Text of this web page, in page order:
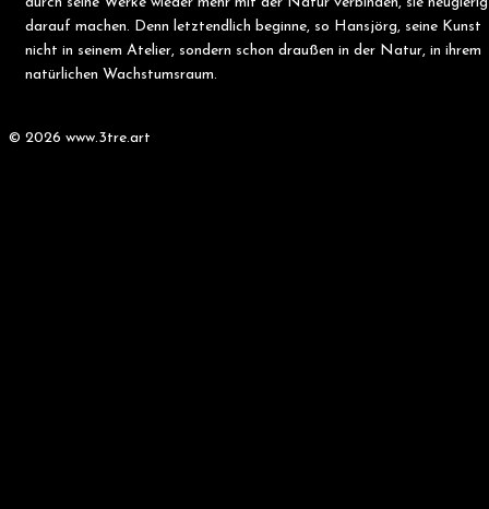
darauf machen. Denn letztendlich beginne, so Hansjörg, seine Kunst
nicht in seinem Atelier, sondern schon draußen in der Natur, in ihrem
natürlichen Wachstumsraum.
© 2026 www.3tre.art